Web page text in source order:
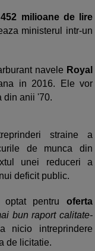
452 milioane de lire
ministerul intr-un
navele Royal
in 2016. Ele vor
din anii '70.
straine a
de munca din
unei reduceri a
deficit public.
pentru oferta
bun raport calitate-
nicio intreprindere
de licitatie.